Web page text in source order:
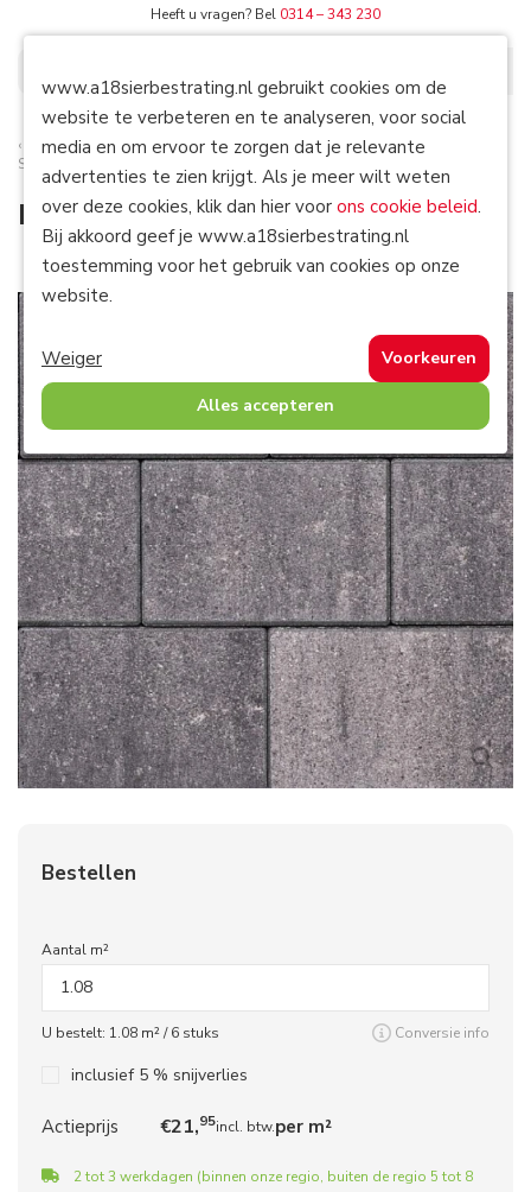
Heeft u vragen? Bel 0314 – 343 230
Terug naarStrakke bestrating Home / Bestrating /
Strakke bestrating
Pavage 30x60x6 cm Seine
Bestellen
Aantal m²
U bestelt: 1.08 m² /6 stuks Conversie info
inclusief 5 % snijverlies
Actieprijs €21,95incl. btw.per m²
2 tot 3 werkdagen (binnen onze regio, buiten de regio 5 tot 8
www.a18sierbestrating.nl gebruikt cookies om de
website te verbeteren en te analyseren, voor social
media en om ervoor te zorgen dat je relevante
advertenties te zien krijgt. Als je meer wilt weten
over deze cookies, klik dan hier voor ons cookie beleid.
Bij akkoord geef je www.a18sierbestrating.nl
toestemming voor het gebruik van cookies op onze
website.
Weiger Voorkeuren
Alles accepteren